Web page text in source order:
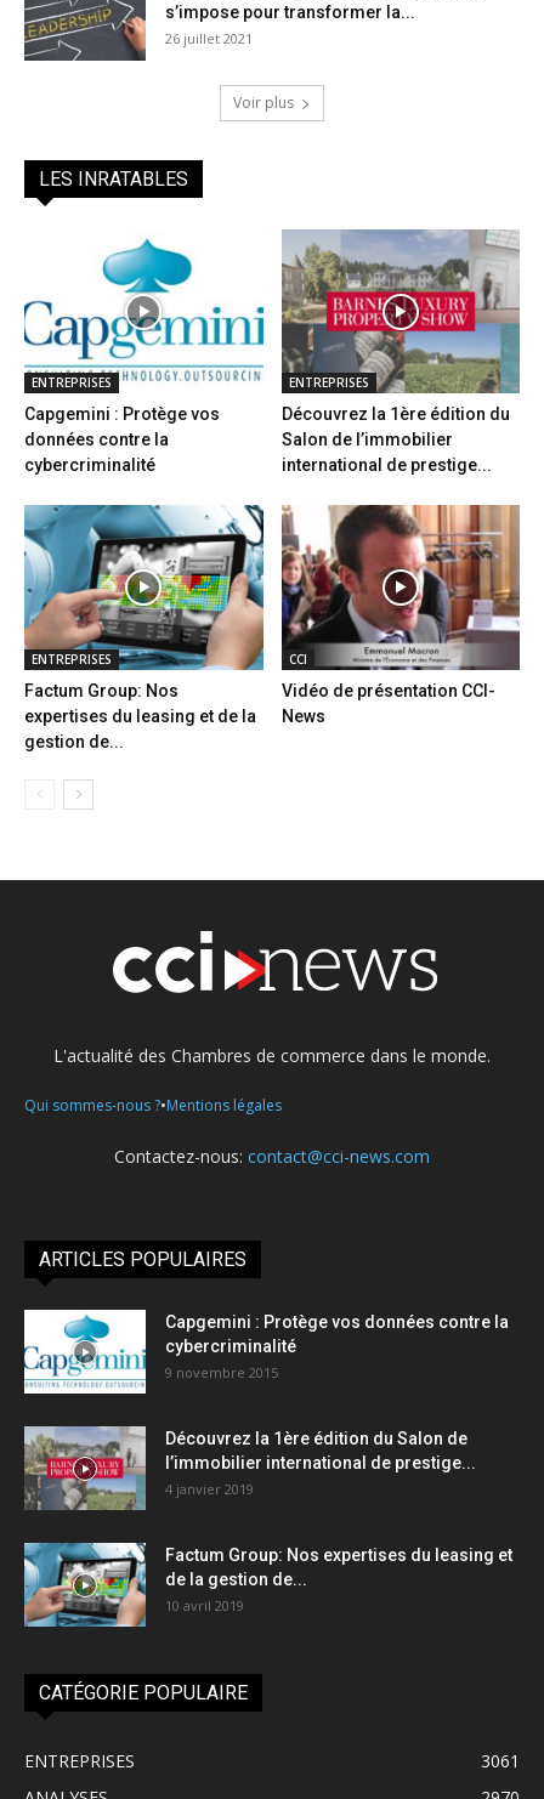
s’impose pour transformer la...
26 juillet 2021
Voir plus
LES INRATABLES
ENTREPRISES
Capgemini : Protège vos
données contre la
cybercriminalité
ENTREPRISES
Découvrez la 1ère édition du
Salon de l’immobilier
international de prestige...
ENTREPRISES
Factum Group: Nos
expertises du leasing et de la
gestion de...
CCI
Vidéo de présentation CCI-
News
L'actualité des Chambres de commerce dans le monde.
Qui sommes-nous ?•Mentions légales
Contactez-nous: contact@cci-news.com
ARTICLES POPULAIRES
Capgemini : Protège vos données contre la
cybercriminalité
9 novembre 2015
Découvrez la 1ère édition du Salon de
l’immobilier international de prestige...
4 janvier 2019
Factum Group: Nos expertises du leasing et
de la gestion de...
10 avril 2019
CATÉGORIE POPULAIRE
ENTREPRISES
3061